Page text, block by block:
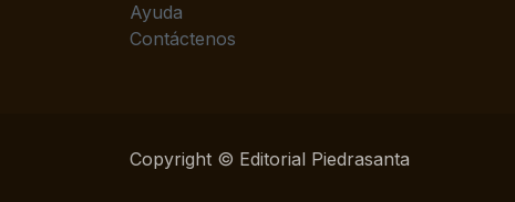
Ayuda
Contáctenos
Copyright © Editorial Piedrasanta